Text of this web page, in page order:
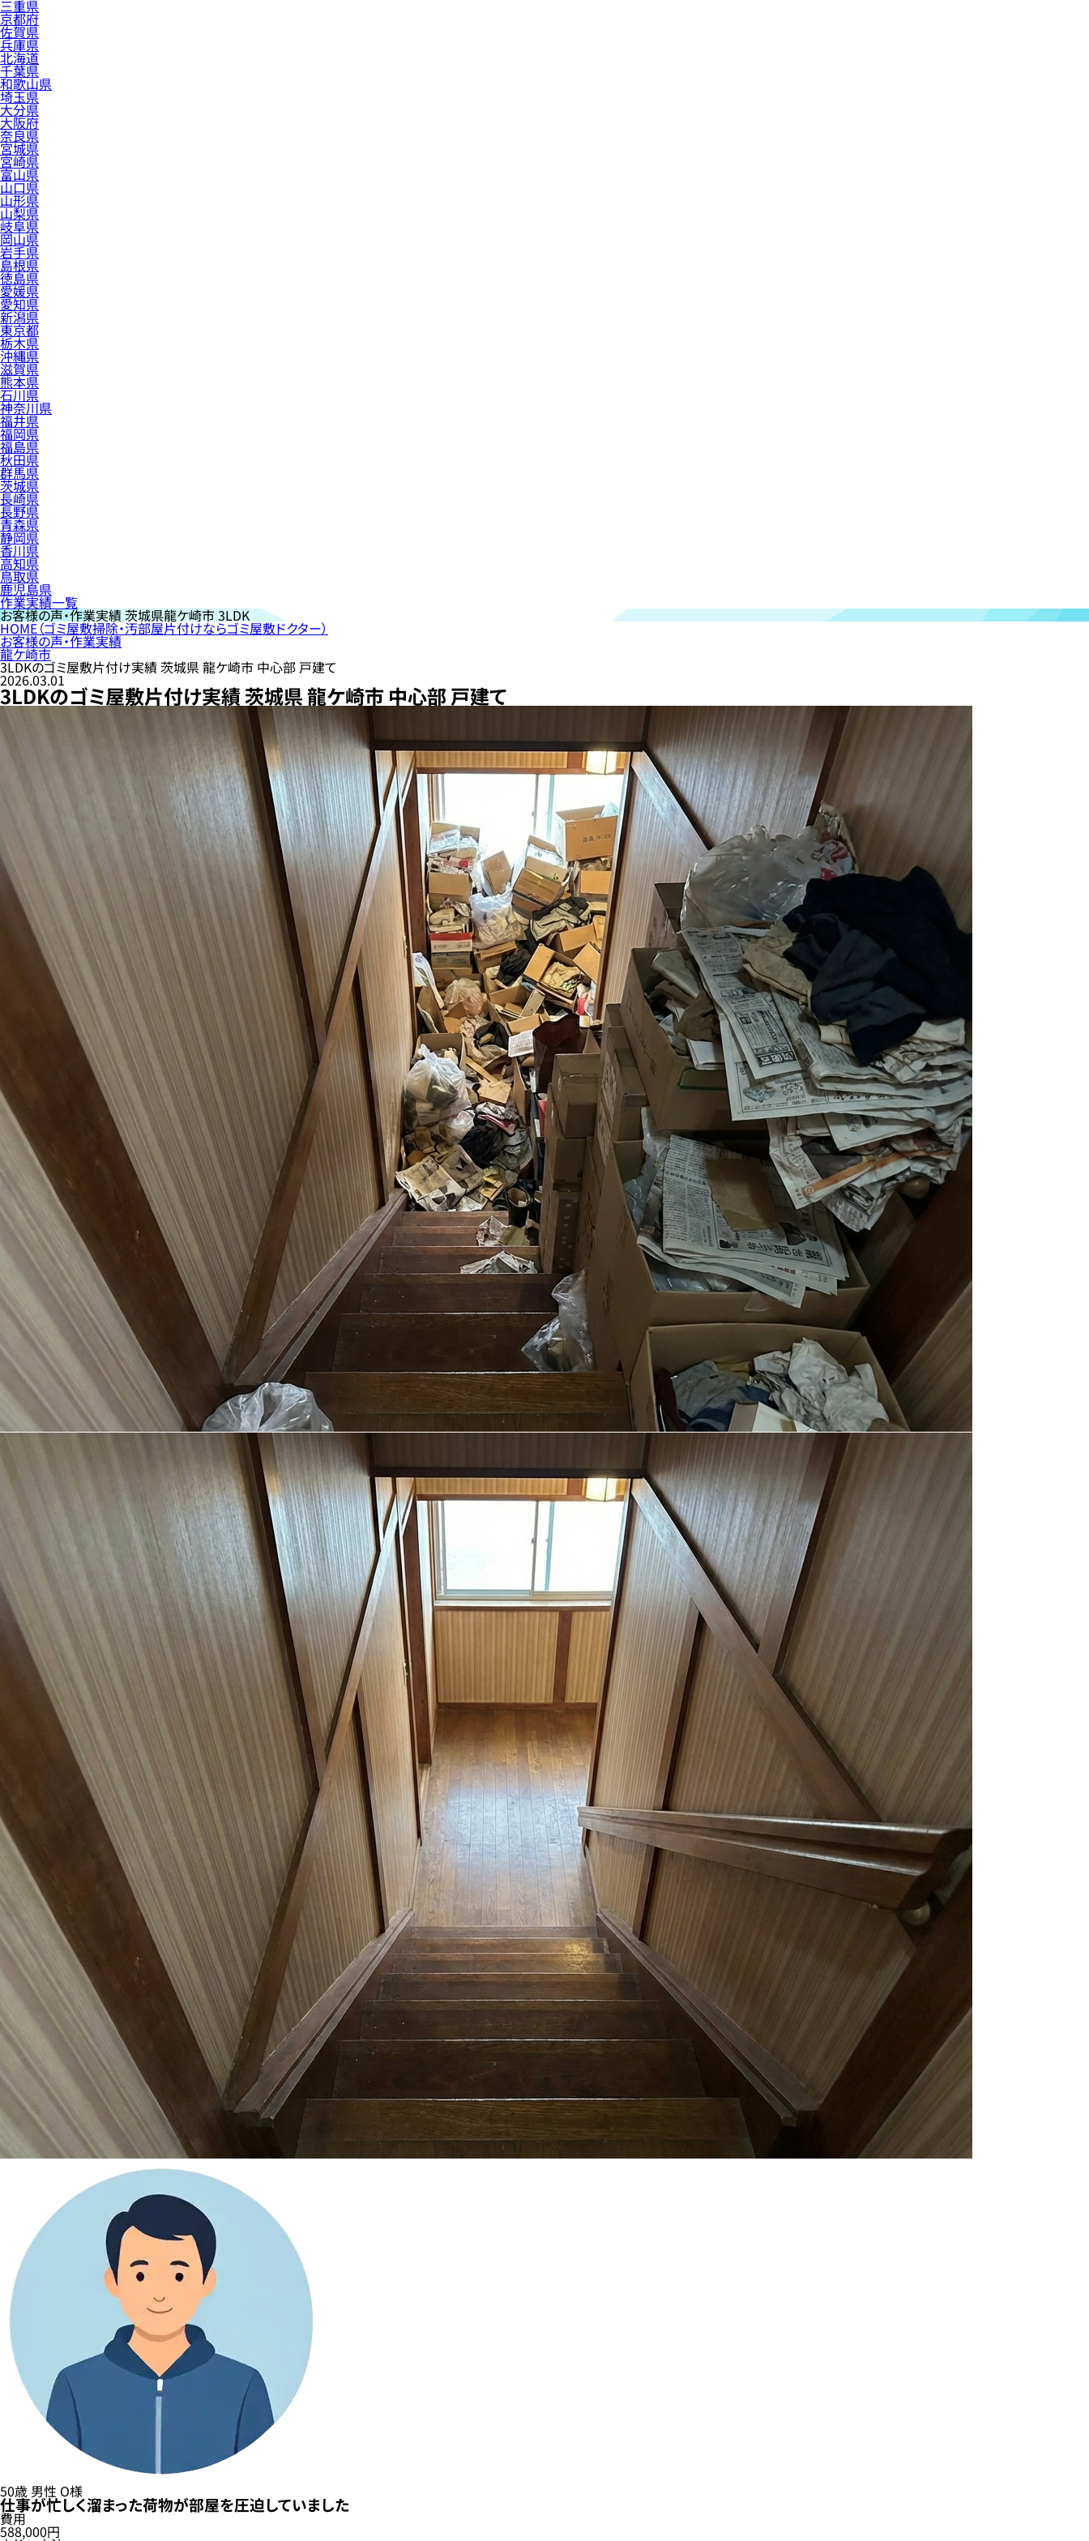
三重県
京都府
佐賀県
兵庫県
北海道
千葉県
和歌山県
埼玉県
大分県
大阪府
奈良県
宮城県
宮崎県
富山県
山口県
山形県
山梨県
岐阜県
岡山県
岩手県
島根県
徳島県
愛媛県
愛知県
新潟県
東京都
栃木県
沖縄県
滋賀県
熊本県
石川県
神奈川県
福井県
福岡県
福島県
秋田県
群馬県
茨城県
長崎県
長野県
青森県
静岡県
香川県
高知県
鳥取県
鹿児島県
作業実績一覧
お客様の声・作業実績茨城県龍ケ崎市 3LDK
HOME（ゴミ屋敷掃除・汚部屋片付けならゴミ屋敷ドクター）
お客様の声・作業実績
龍ケ崎市
3LDKのゴミ屋敷片付け実績 茨城県 龍ケ崎市 中心部 戸建て
2026.03.01
3LDKのゴミ屋敷片付け実績 茨城県 龍ケ崎市 中心部 戸建て
50歳 男性 O様
仕事が忙しく溜まった荷物が部屋を圧迫していました
費用
588,000円